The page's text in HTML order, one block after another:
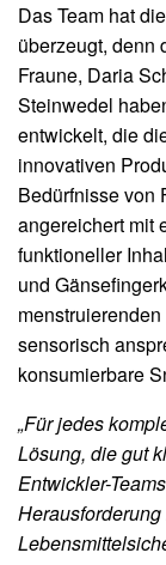
Das Team hat
überzeugt, denn
Fraune, Daria
Steinwedel
entwickelt, die
innovativen
Bedürfnisse von
angereichert mit
funktioneller
und
sensorisch
konsumierbare
„Für jedes
Lösung, die gut
Entwickler-